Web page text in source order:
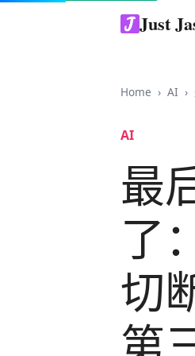
Just
Home AI
AI
最
了
切